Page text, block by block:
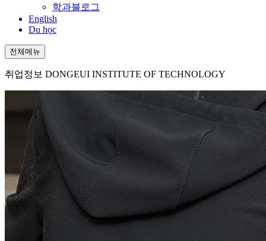
학과블로그
English
Du học
전체메뉴
취업정보 DONGEUI INSTITUTE OF TECHNOLOGY